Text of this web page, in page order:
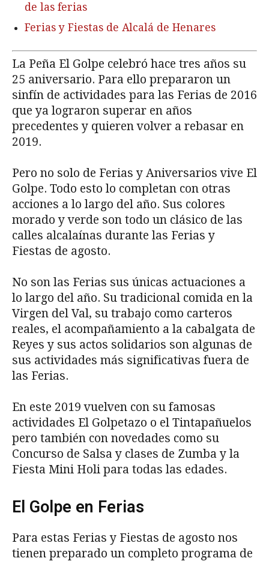
de las ferias
Ferias y Fiestas de Alcalá de Henares
La Peña El Golpe celebró hace tres años su
25 aniversario. Para ello prepararon un
sinfín de actividades para las Ferias de 2016
que ya lograron superar en años
precedentes y quieren volver a rebasar en
2019.
Pero no solo de Ferias y Aniversarios vive El
Golpe. Todo esto lo completan con otras
acciones a lo largo del año. Sus colores
morado y verde son todo un clásico de las
calles alcalaínas durante las Ferias y
Fiestas de agosto.
No son las Ferias sus únicas actuaciones a
lo largo del año. Su tradicional comida en la
Virgen del Val, su trabajo como carteros
reales, el acompañamiento a la cabalgata de
Reyes y sus actos solidarios son algunas de
sus actividades más significativas fuera de
las Ferias.
En este 2019 vuelven con su famosas
actividades El Golpetazo o el Tintapañuelos
pero también con novedades como su
Concurso de Salsa y clases de Zumba y la
Fiesta Mini Holi para todas las edades.
El Golpe en Ferias
Para estas Ferias y Fiestas de agosto nos
tienen preparado un completo programa de